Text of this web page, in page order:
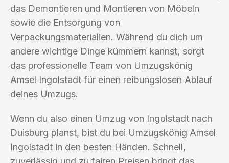
das Demontieren und Montieren von Möbeln
sowie die Entsorgung von
Verpackungsmaterialien. Während du dich um
andere wichtige Dinge kümmern kannst, sorgt
das professionelle Team von Umzugskönig
Amsel Ingolstadt für einen reibungslosen Ablauf
deines Umzugs.
Wenn du also einen Umzug von Ingolstadt nach
Duisburg planst, bist du bei Umzugskönig Amsel
Ingolstadt in den besten Händen. Schnell,